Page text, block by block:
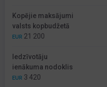
Kopējie maksājumi
valsts kopbudžetā
EUR 21 200
Iedzīvotāju
ienākuma nodoklis
EUR 3 420